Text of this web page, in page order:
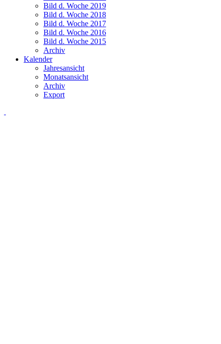
Bild d. Woche 2019
Bild d. Woche 2018
Bild d. Woche 2017
Bild d. Woche 2016
Bild d. Woche 2015
Archiv
Kalender
Jahresansicht
Monatsansicht
Archiv
Export